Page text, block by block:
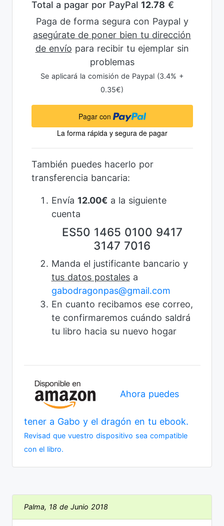
Total a pagar por PayPal 12.78 €
Paga de forma segura con Paypal y
asegúrate de poner bien tu dirección
de envío para recibir tu ejemplar sin
problemas
Se aplicará la comisión de Paypal (3.4% +
0.35€)
También puedes hacerlo por
transferencia bancaria:
Envía 12.00€ a la siguiente
cuenta
ES50 1465 0100 9417
3147 7016
Manda el justificante bancario y
tus datos postalesa
gabodragonpas@gmail.com
En cuanto recibamos ese correo,
te confirmaremos cuándo saldrá
tu libro hacia su nuevo hogar
Ahora puedes
tener a Gabo y el dragón en tu ebook.
Revisad que vuestro dispositivo sea compatible
con el libro.
Palma, 18 de Junio 2018